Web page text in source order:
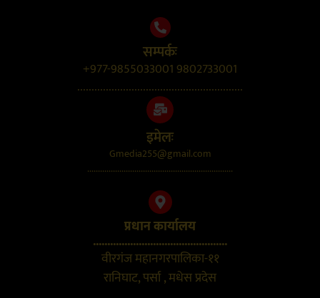
सम्पर्कः
+977-9855033001 9802733001
..........................................................
इमेलः
Gmedia255@gmail.com
....................................................................
प्रधान कार्यालय
...............................................
वीरगंज महानगरपालिका-११
रानिघाट, पर्सा , मधेस प्रदेस